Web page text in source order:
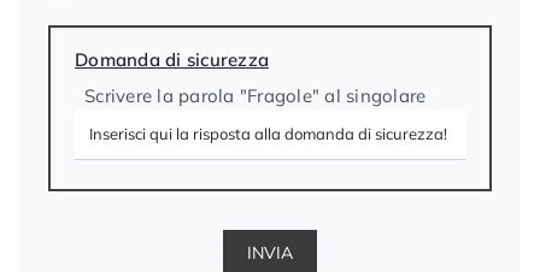
Domanda di sicurezza
Scrivere la parola "Fragole" al singolare
INVIA